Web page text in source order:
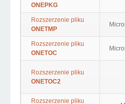
ONEPKG
Rozszerzenie pliku
ONETMP
Rozszerzenie pliku
ONETOC
Rozszerzenie pliku
ONETOC2
Rozszerzenie pliku